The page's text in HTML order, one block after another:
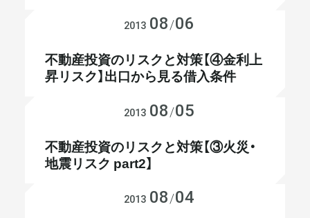
2013 08/06
不動産投資のリスクと対策【④金利上
昇リスク】出口から見る借入条件
2013 08/05
不動産投資のリスクと対策【③火災・
地震リスク part2】
2013 08/04